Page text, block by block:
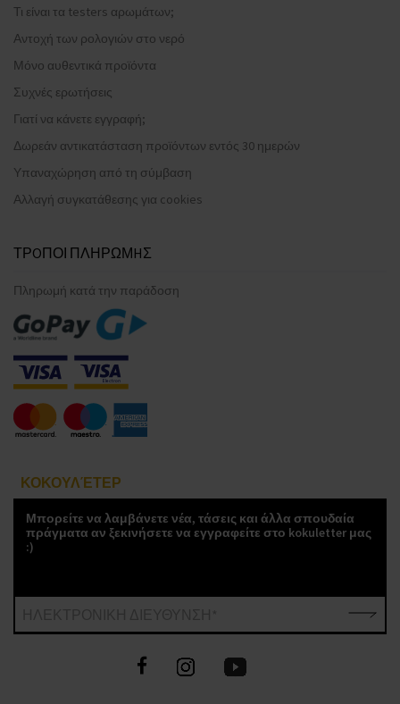
Τι είναι τα testers αρωμάτων;
Αντοχή των ρολογιών στο νερό
Μόνο αυθεντικά προϊόντα
Συχνές ερωτήσεις
Γιατί να κάνετε εγγραφή;
Δωρεάν αντικατάσταση προϊόντων εντός 30 ημερών
Υπαναχώρηση από τη σύμβαση
Αλλαγή συγκατάθεσης για cookies
ΤΡOΠΟΙ ΠΛΗΡΩΜHΣ
Πληρωμή κατά την παράδοση
ΚΟΚΟΥΛΈΤΕΡ
Μπορείτε να λαμβάνετε νέα, τάσεις και άλλα σπουδαία
πράγματα αν ξεκινήσετε να εγγραφείτε στο kokuletter μας
:)